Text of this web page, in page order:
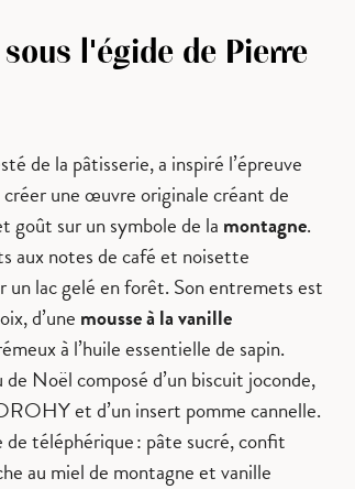
l'égide de Pierre
de la pâtisserie, a inspiré l’épreuve
une œuvre originale créant de
goût sur un symbole de la montagne.
aux notes de café et noisette
un lac gelé en forêt. Son entremets est
d’une mousse à la vanille
à l’huile essentielle de sapin.
Noël composé d’un biscuit joconde,
et d’un insert pomme cannelle.
de téléphérique : pâte sucré, confit
au miel de montagne et vanille